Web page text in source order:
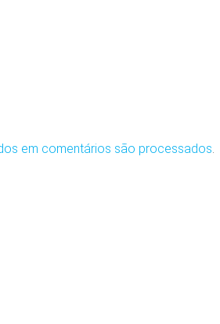
em comentários são processados.